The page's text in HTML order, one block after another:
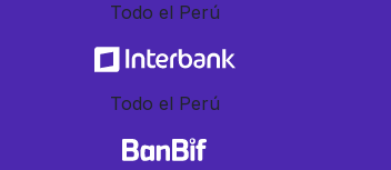
Todo el Perú
Todo el Perú